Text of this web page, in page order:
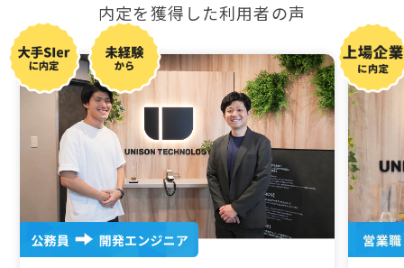
内定を獲得した利用者の声